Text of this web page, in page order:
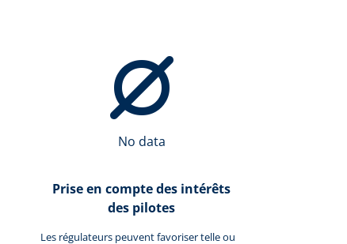
No data
Prise en compte des intérêts
des pilotes
Les régulateurs peuvent favoriser telle ou